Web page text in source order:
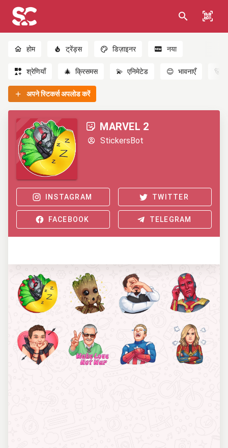
होम ट्रेंड्स डिज़ाइनर नया
श्रेणियाँ 🎄 क्रिसमस 💫 एनिमेटेड 😊 भावनाएँ 🐻
अपने स्टिकर्स अपलोड करें
MARVEL 2
StickersBot
INSTAGRAM TWITTER
FACEBOOK TELEGRAM